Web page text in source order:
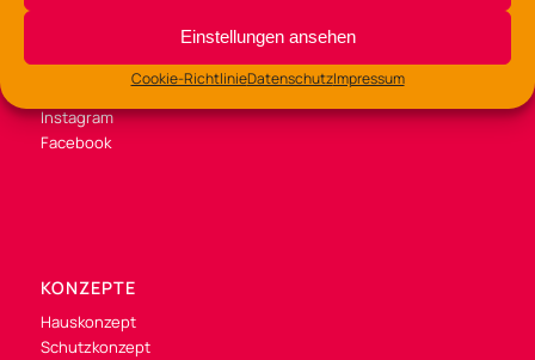
Einstellungen ansehen
Cookie-RichtlinieDatenschutzImpressum
SOZIALE MEDIEN
Instagram
Facebook
KONZEPTE
Hauskonzept
Schutzkonzept